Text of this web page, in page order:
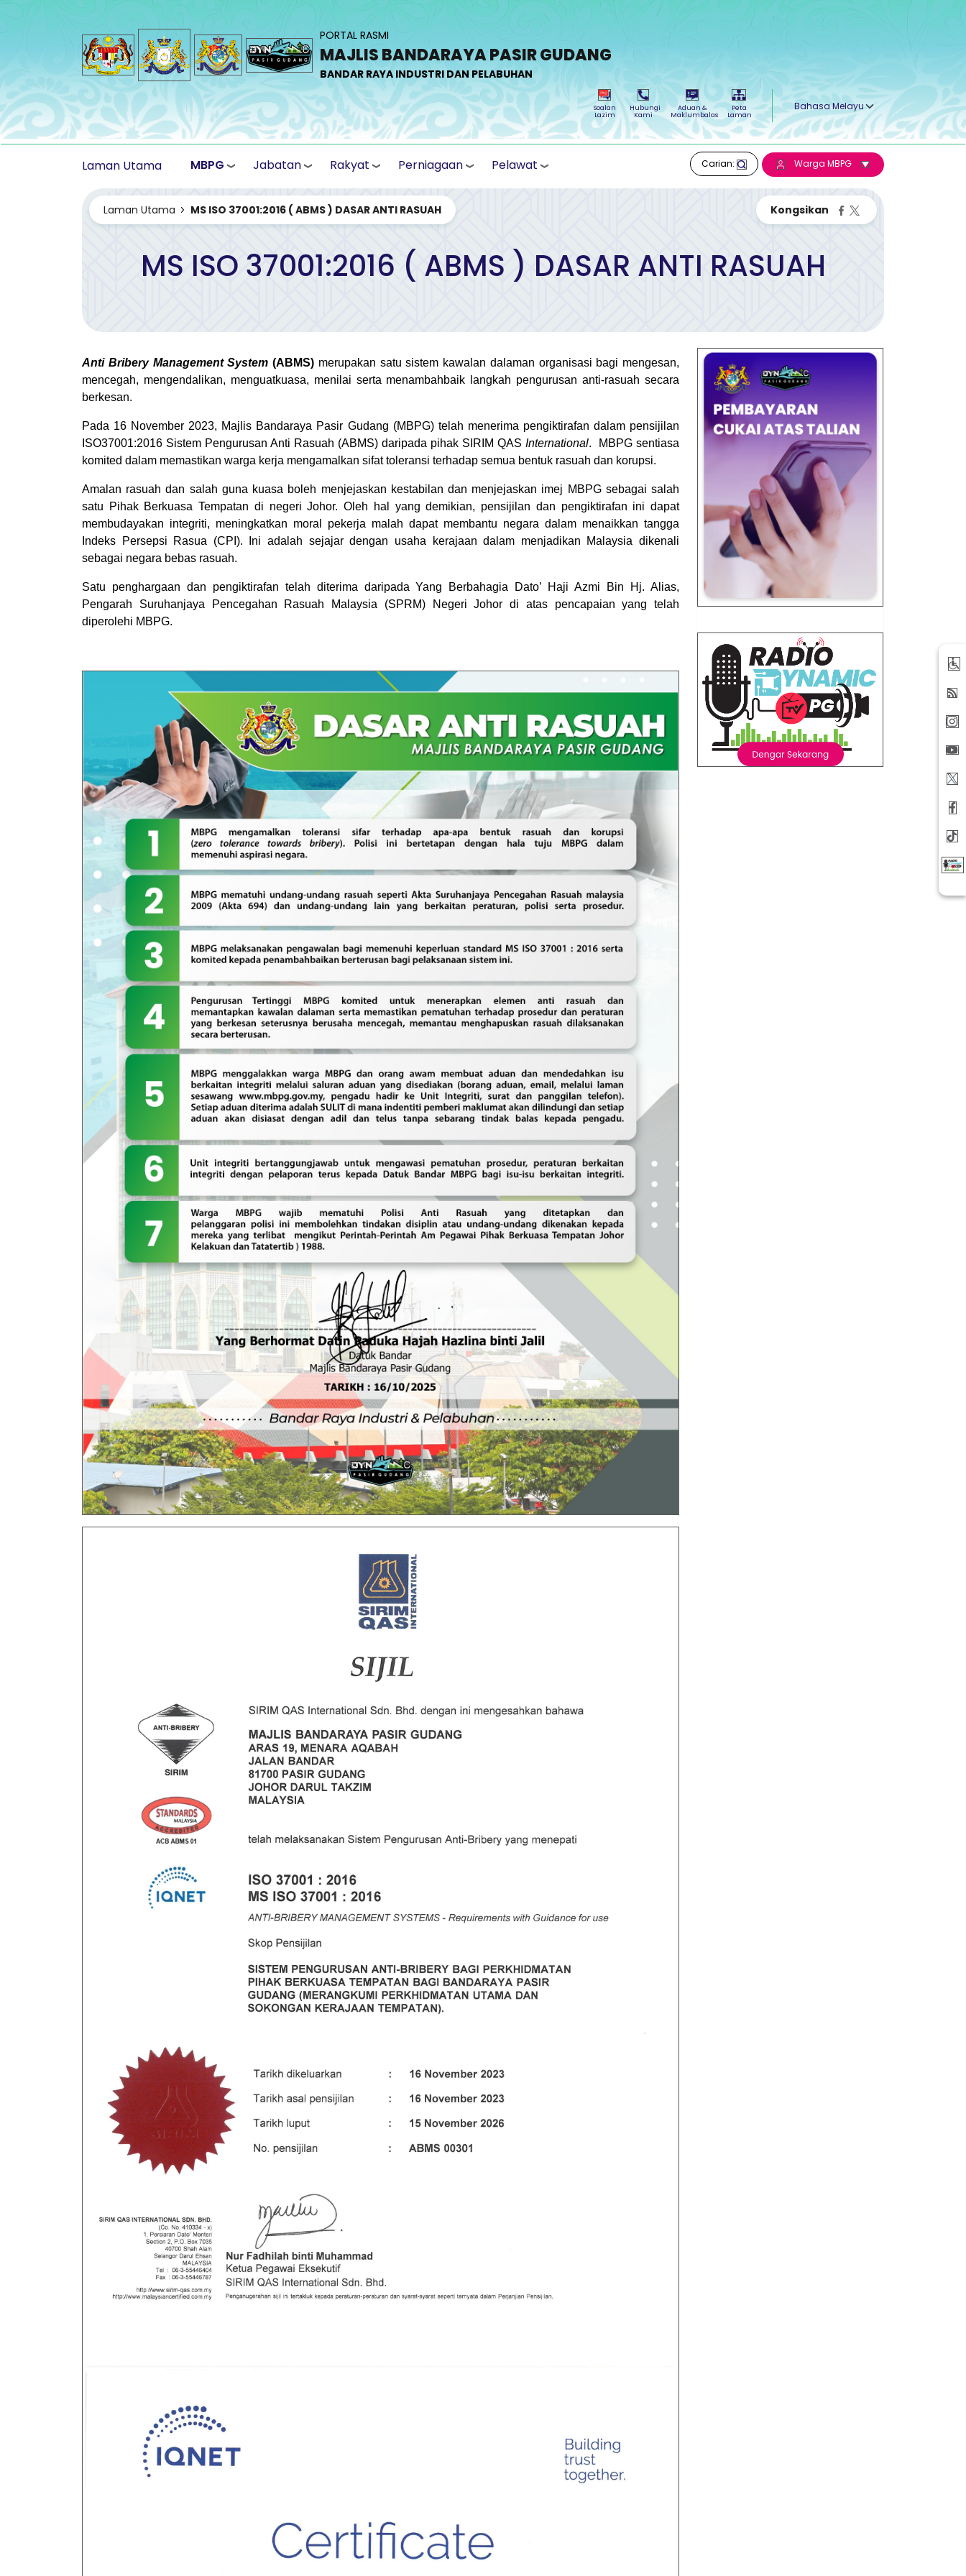
PORTAL RASMI
MAJLIS BANDARAYA PASIR GUDANG
BANDAR RAYA INDUSTRI DAN PELABUHAN
Soalan
Lazim
Hubungi
Kami
Aduan &
Maklumbalas
Peta
Laman
Select your language
Laman Utama MBPG Jabatan Rakyat Perniagaan Pelawat Carian: Warga MBPG
Laman Utama MS ISO 37001:2016 ( ABMS ) DASAR ANTI RASUAH
MS ISO 37001:2016 ( ABMS ) DASAR ANTI RASUAH
Anti Bribery Management System (ABMS) merupakan satu sistem kawalan dalaman organisasi bagi mengesan,
mencegah, mengendalikan, menguatkuasa, menilai serta menambahbaik langkah pengurusan anti-rasuah secara
berkesan.
Pada 16 November 2023, Majlis Bandaraya Pasir Gudang (MBPG) telah menerima pengiktirafan dalam pensijilan
ISO37001:2016 Sistem Pengurusan Anti Rasuah (ABMS) daripada pihak SIRIM QAS International.
MBPG sentiasa
komited dalam memastikan warga kerja mengamalkan sifat toleransi terhadap semua bentuk rasuah dan korupsi.
Amalan rasuah dan salah guna kuasa boleh menjejaskan kestabilan dan menjejaskan imej MBPG sebagai salah
satu Pihak Berkuasa Tempatan di negeri Johor. Oleh hal yang demikian, pensijilan dan pengiktirafan ini dapat
membudayakan integriti, meningkatkan moral pekerja malah dapat membantu negara dalam menaikkan tangga
Indeks Persepsi Rasua (CPI). Ini adalah sejajar dengan usaha kerajaan dalam menjadikan Malaysia dikenali
sebagai negara bebas rasuah.
Satu penghargaan dan pengiktirafan telah diterima daripada Yang Berbahagia Dato’ Haji Azmi Bin Hj. Alias,
Pengarah Suruhanjaya Pencegahan Rasuah Malaysia (SPRM) Negeri Johor di atas pencapaian yang telah
diperolehi MBPG.